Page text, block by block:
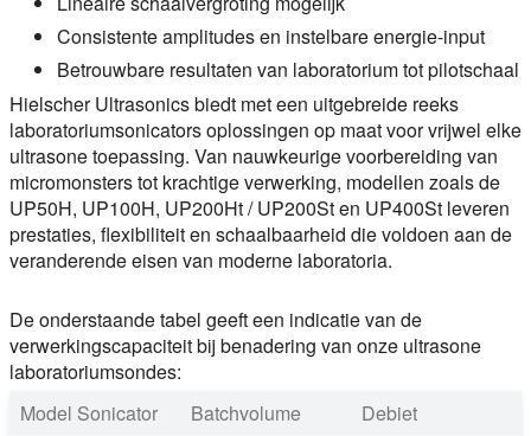
Consistente amplitudes en instelbare energie-input
Betrouwbare resultaten van laboratorium tot pilotschaal
Hielscher Ultrasonics biedt met een uitgebreide reeks
laboratoriumsonicators oplossingen op maat voor vrijwel elke
ultrasone toepassing. Van nauwkeurige voorbereiding van
micromonsters tot krachtige verwerking, modellen zoals de
UP50H, UP100H, UP200Ht / UP200St en UP400St leveren
prestaties, flexibiliteit en schaalbaarheid die voldoen aan de
veranderende eisen van moderne laboratoria.
De onderstaande tabel geeft een indicatie van de
verwerkingscapaciteit bij benadering van onze ultrasone
laboratoriumsondes:
Model Sonicator
Batchvolume Debiet